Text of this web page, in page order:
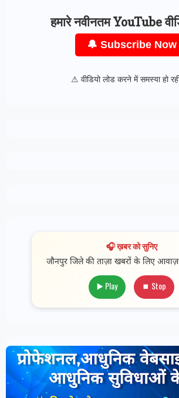
हमारे नवीनतम YouTube
🔔 Subscribe Now
⚠ वीडियो लोड करने में समस्या हो
🎧 ख़बर को सुनिए
जौनपुर जिले की ताज़ा खबरों के लिए
▶️ Play ⏹ Stop